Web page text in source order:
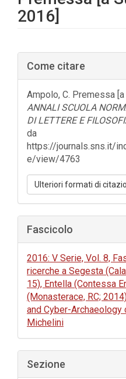
2016]
Barra
laterale
dell'articolo
Come citare
Ampolo, C. Premessa
ANNALI SCUOLA
DI LETTERE E
da
https://journals.sns.it/
e/view/4763
Ulteriori formati di
Fascicolo
2016: V Serie, Vol. 8,
ricerche a Segesta
15), Entella (Contessa
(Monasterace, RC;
and Cyber-Archaeology
Michelini
Sezione